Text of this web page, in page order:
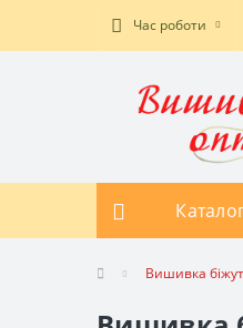
Час роботи
Вишивка